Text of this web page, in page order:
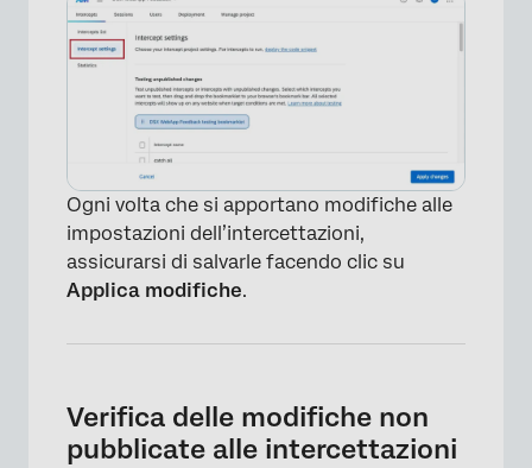
Ogni volta che si apportano modifiche alle
impostazioni dell’intercettazioni,
assicurarsi di salvarle facendo clic su
Applica modifiche.
Verifica delle modifiche non
pubblicate alle intercettazioni